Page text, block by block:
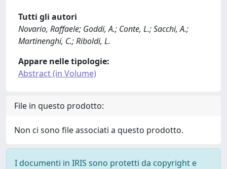
Tutti gli autori
Novario, Raffaele; Goddi, A.; Conte, L.; Sacchi, A.;
Martinenghi, C.; Riboldi, L.
Appare nelle tipologie:
Abstract (in Volume)
File in questo prodotto:
Non ci sono file associati a questo prodotto.
I documenti in IRIS sono protetti da copyright e